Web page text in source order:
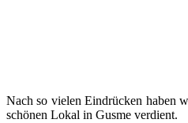
Nach so vielen Eindrücken haben
schönen Lokal in Gusme verdient.